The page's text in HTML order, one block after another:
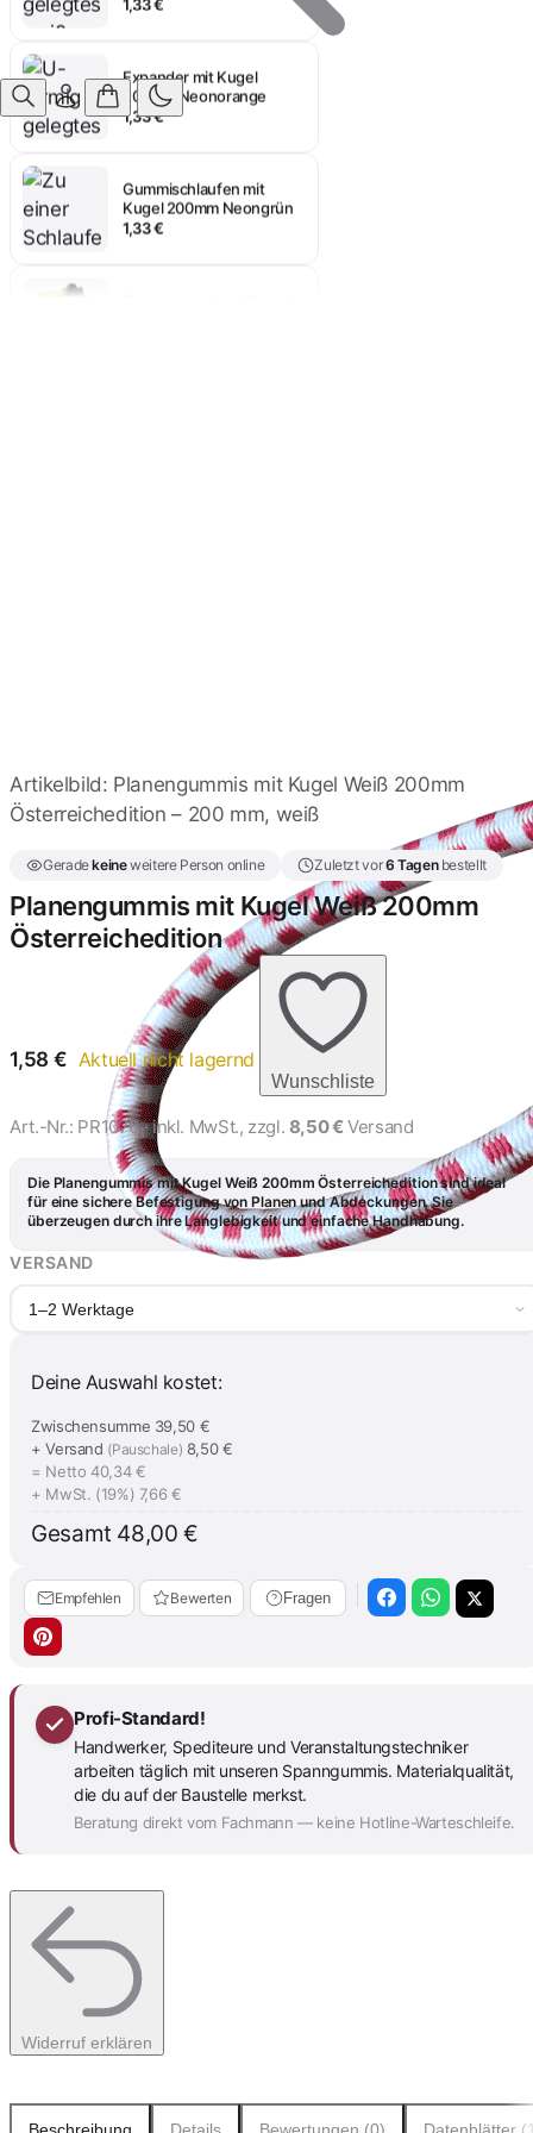
Anmelden
200mm Neonorange
1,33 €
Kugel 200mm Neongrün
1,33 €
Kugel 200mm Neongrün
Spanngummis mit Kugel
200 mm Neongelb
1,33 €
Artikelbild: Planengummis mit Kugel Weiß 200mm
Österreichedition – 200 mm, weiß
Geradekeineweitere Person online Zuletzt vor6 Tagenbestellt
Planengummis mit Kugel Weiß 200mm
Österreichedition
1,58 € Aktuell nicht lagernd
Wunschliste
Art.-Nr.: PR1076· inkl. MwSt., zzgl. 8,50 € Versand
Die Planengummis mit Kugel Weiß 200mm Österreichedition sind ideal
für eine sichere Befestigung von Planen und Abdeckungen. Sie
überzeugen durch ihre Langlebigkeit und einfache Handhabung.
VERSAND
1–2 Werktage
Deine Auswahl kostet:
Zwischensumme 39,50 €
+ Versand (Pauschale) 8,50 €
= Netto 40,34 €
+ MwSt. (19%) 7,66 €
Gesamt 48,00 €
Empfehlen Bewerten Fragen
Profi-Standard!
Handwerker, Spediteure und Veranstaltungstechniker
arbeiten täglich mit unseren Spanngummis. Materialqualität,
die du auf der Baustelle merkst.
Beratung direkt vom Fachmann — keine Hotline-Warteschleife.
Widerruf erklären